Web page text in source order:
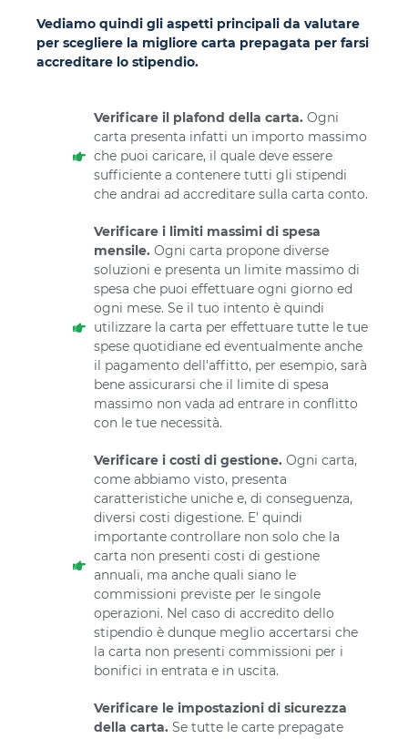
Vediamo quindi gli aspetti principali da valutare
per scegliere la migliore carta prepagata per farsi
accreditare lo stipendio.
Verificare il plafond della carta.Ogni
carta presenta infatti un importo massimo
che puoi caricare, il quale deve essere
sufficiente a contenere tutti gli stipendi
che andrai ad accreditare sulla carta conto.
Verificare i limiti massimi di spesa
mensile. Ogni carta propone diverse
soluzioni e presenta un limite massimo di
spesa che puoi effettuare ogni giorno ed
ogni mese. Se il tuo intento è quindi
utilizzare la carta per effettuare tutte le tue
spese quotidiane ed eventualmente anche
il pagamento dell'affitto, per esempio, sarà
bene assicurarsi che il limite di spesa
massimo non vada ad entrare in conflitto
con le tue necessità.
Verificare i costi di gestione. Ogni carta,
come abbiamo visto, presenta
caratteristiche uniche e, di conseguenza,
diversi costi digestione. E' quindi
importante controllare non solo che la
carta non presenti costi di gestione
annuali, ma anche quali siano le
commissioni previste per le singole
operazioni. Nel caso di accredito dello
stipendio è dunque meglio accertarsi che
la carta non presenti commissioni per i
bonifici in entrata e in uscita.
Verificare le impostazioni di sicurezza
della carta.Se tutte le carte prepagate